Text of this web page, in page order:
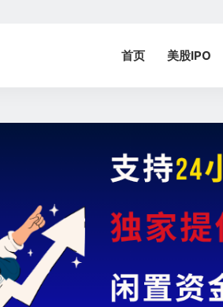
首页 美股IPO